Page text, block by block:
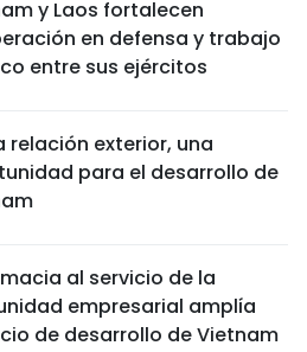
y Laos fortalecen
en defensa y trabajo
entre sus ejércitos
relación exterior, una
para el desarrollo de
al servicio de la
empresarial amplía
de desarrollo de Vietnam